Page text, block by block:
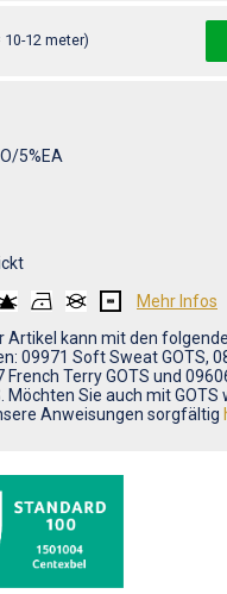
12 meter)
5%EA
Mehr Infos
Artikel kann mit den
09971 Soft Sweat GOTS,
French Terry GOTS und
Möchten Sie auch mit
Anweisungen sorgfältig